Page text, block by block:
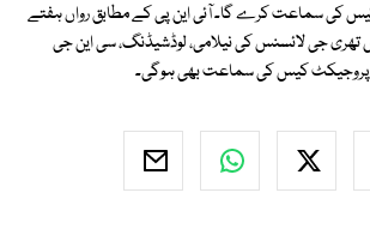
کی سماعت کرے گا۔ آئی این پی کے مطابق رواں ہفتے
تھری جی لائسنس کی نیلامی، لوڈشیڈنگ، سی این جی
پروجیکٹ کیس کی سماعت بھی ہوگی۔